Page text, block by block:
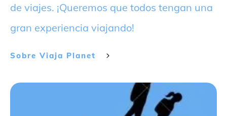
de viajes. ¡Queremos que todos tengan una
gran experiencia viajando!
Sobre Viaja Planet